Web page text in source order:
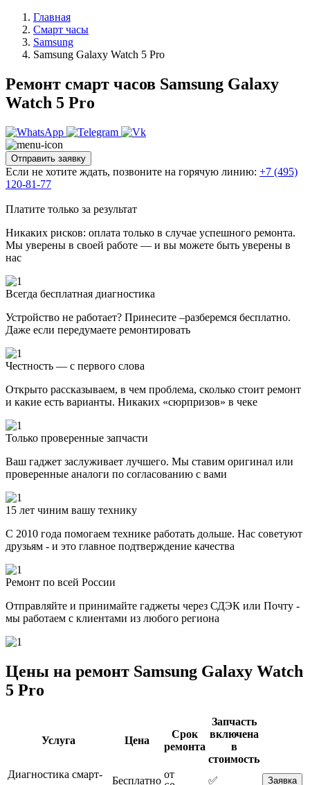
Главная
Смарт часы
Samsung
Samsung Galaxy Watch 5 Pro
Ремонт смарт часов Samsung Galaxy
Watch 5 Pro
Отправить заявку
Если не хотите ждать, позвоните на горячую линию: +7 (495)
120-81-77
Платите только за результат
Никаких рисков: оплата только в случае успешного ремонта.
Мы уверены в своей работе — и вы можете быть уверены в
нас
Всегда бесплатная диагностика
Устройство не работает? Принесите –разберемся бесплатно.
Даже если передумаете ремонтировать
Честность — с первого слова
Открыто рассказываем, в чем проблема, сколько стоит ремонт
и какие есть варианты. Никаких «сюрпризов» в чеке
Только проверенные запчасти
Ваш гаджет заслуживает лучшего. Мы ставим оригинал или
проверенные аналоги по согласованию с вами
15 лет чиним вашу технику
С 2010 года помогаем технике работать дольше. Нас советуют
друзьям - и это главное подтверждение качества
Ремонт по всей России
Отправляйте и принимайте гаджеты через СДЭК или Почту -
мы работаем с клиентами из любого региона
Цены на ремонт Samsung Galaxy Watch
5 Pro
Услуга Цена
Срок
ремонта
Запчасть
включена
в
стоимость
Диагностика смарт-
Бесплатно
от
✅ Заявка